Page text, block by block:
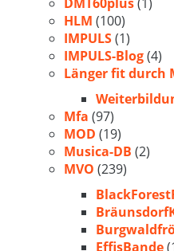
HLM (100)
IMPULS(1)
IMPULS-Blog(4)
Länger fit durch
Mfa (97)
MOD (19)
Musica-DB (2)
MVO (239)
EffisBande